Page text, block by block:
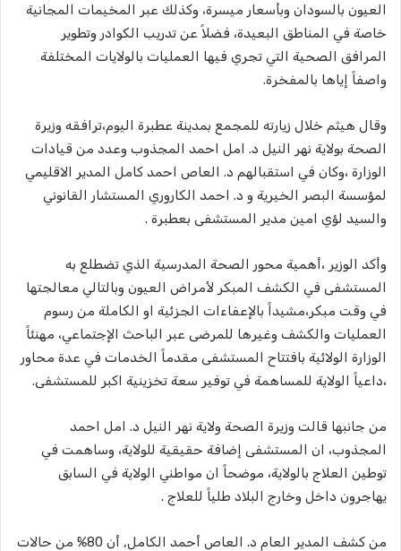
العيون بالسودان وبأسعار ميسرة، وكذلك عبر المخيمات المجانية
خاصة في المناطق البعيدة، فضلاً عن تدريب الكوادر وتطوير
المرافق الصحية التي تجري فيها العمليات بالولايات المختلفة
واصفاً إياها بالمفخرة.
وقال هيثم خلال زيارته للمجمع بمدينة عطبرة اليوم،ترافقه وزيرة
الصحة بولاية نهر النيل د. امل احمد المجذوب وعدد من قيادات
الوزارة ،وكان في استقبالهم د. العاص احمد كامل المدير الاقليمي
لمؤسسة البصر الخيرية و د. احمد الكاروري المستشار القانوني
والسيد لؤي امين مدير المستشفى بعطبرة .
وأكد الوزير ،أهمية محور الصحة المدرسية الذي تضطلع به
المستشفى في الكشف المبكر لأمراض العيون وبالتالي معالجتها
في وقت مبكر،مشيداً بالإعفاءات الجزئية او الكاملة من رسوم
العمليات والكشف وغيرها للمرضى عبر الباحث الإجتماعي، مهنئاً
الوزارة الولائية بافتتاح المستشفى مقدماً الخدمات في عدة محاور
،داعياً الولاية للمساهمة في توفير سعة تخزينية اكبر للمستشفى.
من جانبها قالت وزيرة الصحة ولاية نهر النيل د. امل احمد
المجذوب، ان المستشفى إضافة حقيقية للولاية، وساهمت في
توطين العلاج بالولاية، موضحاً ان مواطني الولاية في السابق
يهاجرون داخل وخارج البلاد طلياً للعلاج .
من كشف المدير العام د. العاص أحمد الكامل, أن 80% من حالات